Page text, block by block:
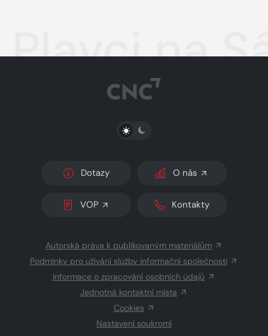
Plavci na
PŘEPNOUT SVĚTLÝ/TMAVÝ REŽIM
Dotazy O nás
VOP Kontakty
Autorská práva k publikovaným materiálům
Podmínky pro užívání služby informační společnosti
Informace o zpracování osobních údajů
Jednotná kontaktní místa
Cookies
Nastavení soukromí